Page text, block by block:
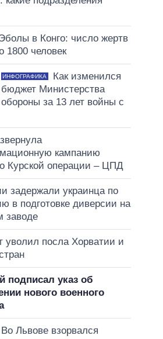
в Конго: число жертв
1800 человек
ИНФОГРАФИКА
Как изменился
бюджет Министерства
обороны за 13 лет войны с
кампанию
Курской операции – ЦПД
задержали украинца по
в подготовке диверсии на
заводе
уволил посла Хорватии и
подписал указ об
нового военного
Во Львове взорвался